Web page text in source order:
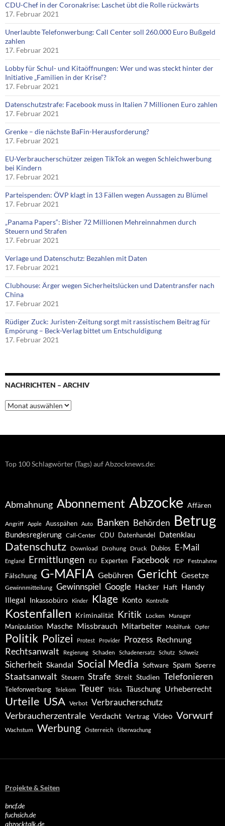
CDU-Chef in der Coronakrise: Laschet übt die Rolle rückwärts
17. Februar 2021
Unerlaubte Telefonwerbung: Call Center soll 260.000 Euro Bußgeld
zahlen
17. Februar 2021
Lobby für Schul- und Kitaöffnungen: Wer und was steckt hinter der
Initiative „Familien in der Krise“?
17. Februar 2021
Datenschutzstrafe: Facebook muss in Italien 7 Millionen Euro zahlen
17. Februar 2021
Grenke – die nächste BaFin-Herausforderung?
17. Februar 2021
EU-Verbraucherschützer zeigen TikTok an wegen Schleichwerbung
bei Kindern
17. Februar 2021
Parteispenden: ÖVP klagt in 13 Fällen wegen Aussagen zu Blümel
17. Februar 2021
„Panama Papers“: Bisher 72 Millionen Mehreinnahmen durch
Steuern und Strafen
17. Februar 2021
Verlage und Datenschutz: Bezahlen mit Daten
17. Februar 2021
Clubhouse: Ärger wegen Sicherheitslücken und Datentransfer nach
China
17. Februar 2021
Rüdiger Zuck: Juristen-Zeitung sorgt mit rassistischem Beitrag für
Empörung – Beck-Verlag bittet um Entschuldigung
17. Februar 2021
NACHRICHTEN – ARCHIV
Nachrichten
–
Top 100 Schlagwörter (Tags) auf Abzocknews.de:
Abmahnung Abonnement Abzocke Affären
Angriff Apple Ausspähen Auto Banken Behörden Betrug
Bundesregierung Call-Center CDU Datenhandel Datenklau
Datenschutz Download Drohung Druck Dubios E-Mail
England Ermittlungen EU Experten Facebook FDP Festnahme
Fälschung G-MAFIA Gebühren Gericht Gesetze
Gewinnmitteilung Gewinnspiel Google Hacker Haft Handy
Illegal Inkassobüro Kinder Klage Konto Kontrolle
Kostenfallen Kriminalität Kritik Locken Manager
Manipulation Masche Missbrauch Mitarbeiter Mobilfunk Opfer
Politik Polizei Protest Provider Prozess Rechnung
Rechtsanwalt Regierung Schaden Schadenersatz Schutz Schweiz
Sicherheit Skandal Social Media Software Spam Sperre
Staatsanwalt Steuern Strafe Streit Studien Telefonieren
Telefonwerbung Telekom Teuer Tricks Täuschung Urheberrecht
Urteile USA Verbot Verbraucherschutz
Verbraucherzentrale Verdacht Vertrag Video Vorwurf
Wachstum Werbung Österreich Überwachung
Projekte & Seiten
bncf.de
fuchsich.de
abzocktalk.de